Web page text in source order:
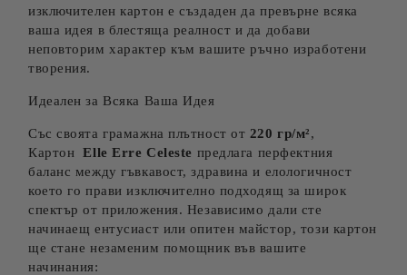
изключителен картон е създаден да превърне всяка
ваша идея в блестяща реалност и да добави
неповторим характер към вашите ръчно изработени
творения.
Идеален за Всяка Ваша Идея
Със своята грамажна плътност от 220 гр/м²,
Картон Elle Erre Celeste предлага перфектния
баланс между гъвкавост, здравина и елологичност
което го прави изключително подходящ за широк
спектър от приложения. Независимо дали сте
начинаещ ентусиаст или опитен майстор, този картон
ще стане незаменим помощник във вашите
начинания: